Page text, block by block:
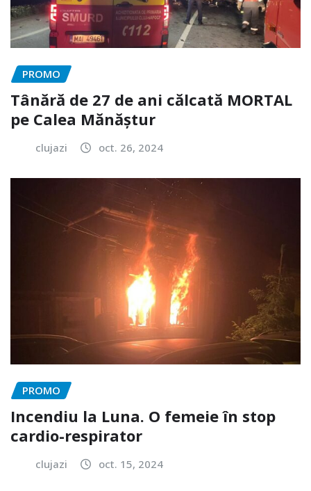
PROMO
Tânără de 27 de ani călcată MORTAL
pe Calea Mănăștur
clujazi oct. 26, 2024
PROMO
Incendiu la Luna. O femeie în stop
cardio-respirator
clujazi oct. 15, 2024